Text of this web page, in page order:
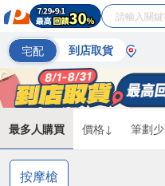
宅配 到店取貨
最多人購買 價格↓ 筆劃少
按摩槍